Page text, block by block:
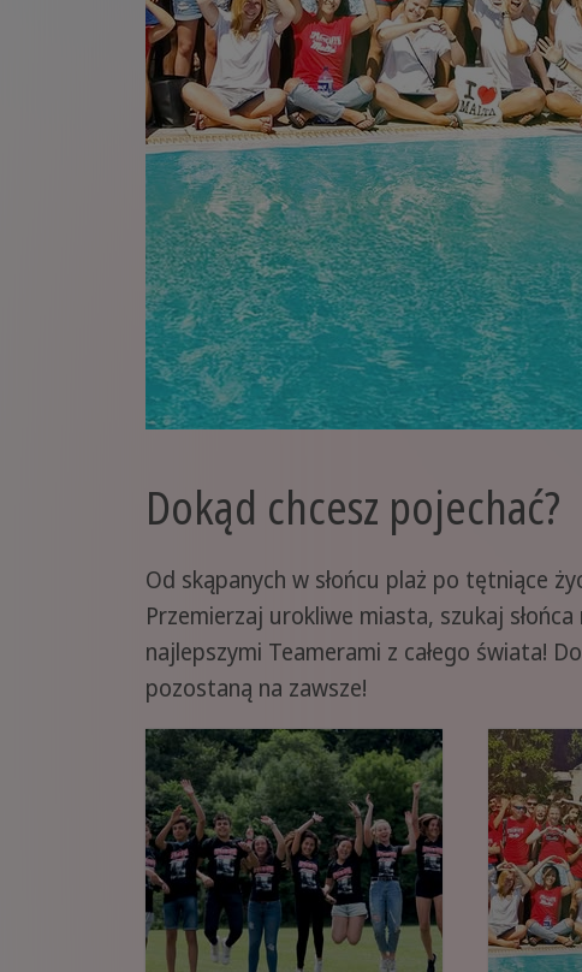
Dokąd chcesz pojechać?
Od skąpanych w słońcu plaż po tętniące
Przemierzaj urokliwe miasta, szukaj
najlepszymi Teamerami z całego świata!
pozostaną na zawsze!